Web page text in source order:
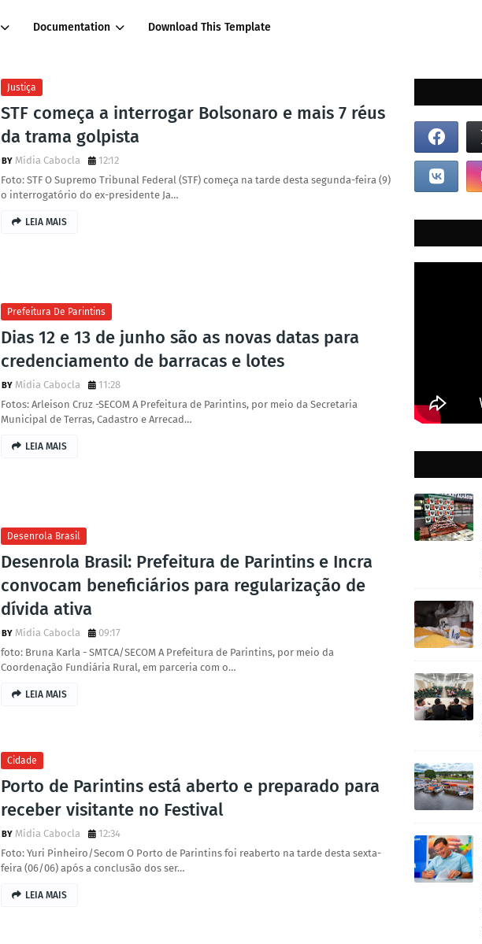
Documentation Download This Template
Justiça
STF começa a interrogar Bolsonaro e mais 7 réus
da trama golpista
Mídia Cabocla
12:12
Foto: STF O Supremo Tribunal Federal (STF) começa na tarde desta segunda-feira (9)
o interrogatório do ex-presidente Ja…
LEIA MAIS
Prefeitura De Parintins
Dias 12 e 13 de junho são as novas datas para
credenciamento de barracas e lotes
Mídia Cabocla
11:28
Fotos: Arleison Cruz -SECOM A Prefeitura de Parintins, por meio da Secretaria
Municipal de Terras, Cadastro e Arrecad…
LEIA MAIS
Desenrola Brasil
Desenrola Brasil: Prefeitura de Parintins e Incra
convocam beneficiários para regularização de
dívida ativa
Mídia Cabocla
09:17
foto: Bruna Karla - SMTCA/SECOM A Prefeitura de Parintins, por meio da
Coordenação Fundiária Rural, em parceria com o…
LEIA MAIS
Cidade
Porto de Parintins está aberto e preparado para
receber visitante no Festival
Mídia Cabocla
12:34
Foto: Yuri Pinheiro/Secom O Porto de Parintins foi reaberto na tarde desta sexta-
feira (06/06) após a conclusão dos ser…
LEIA MAIS